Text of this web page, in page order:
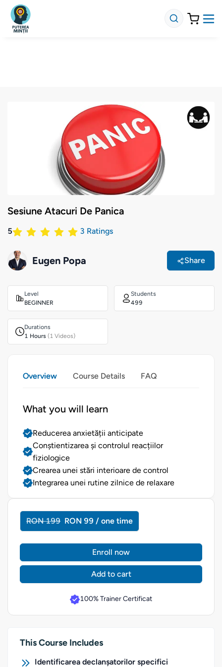
Sesiune Atacuri De Panica
5 3 Ratings
Eugen Popa Share
Level
BEGINNER
Students
499
Durations
1 Hours (1 Videos)
Overview Course Details FAQ
What you will learn
Reducerea anxietății anticipate
Conștientizarea și controlul reacțiilor
fiziologice
Crearea unei stări interioare de control
Integrarea unei rutine zilnice de relaxare
RON 199 RON 99 / one time
Enroll now
Add to cart
100% Trainer Certificat
This Course Includes
Identificarea declanșatorilor specifici